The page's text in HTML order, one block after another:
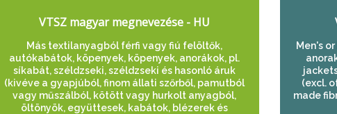
VTSZ magyar megnevezése - HU
Más textilanyagból férfi vagy fiú felöltők,
autókabátok, köpenyek, köpenyek, anorákok, pl.
síkabát, széldzseki, széldzseki és hasonló áruk
(kivéve a gyapjúból, finom állati szőrből, pamutból
vagy műszálból, kötött vagy hurkolt anyagból,
öltönyök, együttesek, kabátok, blézerek és
Men's
(excl.
made